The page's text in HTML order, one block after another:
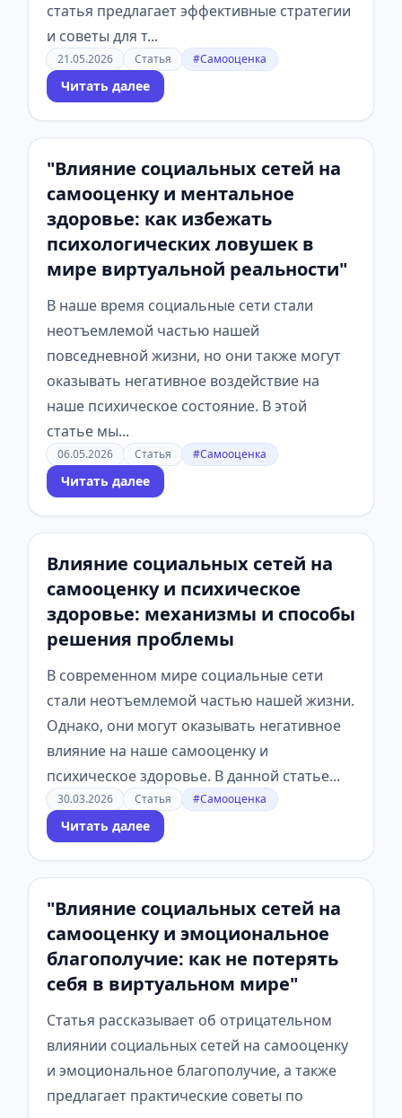
статья предлагает эффективные стратегии
и советы для т...
21.05.2026 Статья #Самооценка
Читать далее
"Влияние социальных сетей на
самооценку и ментальное
здоровье: как избежать
психологических ловушек в
мире виртуальной реальности"
В наше время социальные сети стали
неотъемлемой частью нашей
повседневной жизни, но они также могут
оказывать негативное воздействие на
наше психическое состояние. В этой
статье мы...
06.05.2026 Статья #Самооценка
Читать далее
Влияние социальных сетей на
самооценку и психическое
здоровье: механизмы и способы
решения проблемы
В современном мире социальные сети
стали неотъемлемой частью нашей жизни.
Однако, они могут оказывать негативное
влияние на наше самооценку и
психическое здоровье. В данной статье...
30.03.2026 Статья #Самооценка
Читать далее
"Влияние социальных сетей на
самооценку и эмоциональное
благополучие: как не потерять
себя в виртуальном мире"
Статья рассказывает об отрицательном
влиянии социальных сетей на самооценку
и эмоциональное благополучие, а также
предлагает практические советы по